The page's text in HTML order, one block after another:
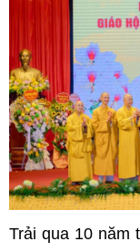
Trải qua 10 năm